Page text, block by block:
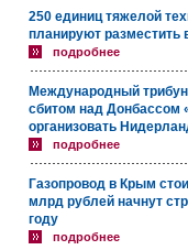
250 единиц тяжелой
планируют
подробнее
Международный
сбитом над Донбассом
организовать
подробнее
Газопровод в Крым
млрд рублей начнут
году
подробнее